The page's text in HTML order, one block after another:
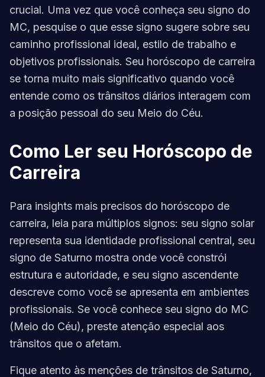
crucial. Uma vez que você conheça seu signo do
MC, pesquise o que esse signo sugere sobre seu
caminho profissional ideal, estilo de trabalho e
objetivos profissionais. Seu horóscopo de carreira
se torna muito mais significativo quando você
entende como os trânsitos diários interagem com
a posição pessoal do seu Meio do Céu.
Como Ler seu Horóscopo de
Carreira
Para insights mais precisos do horóscopo de
carreira, leia para múltiplos signos: seu signo solar
representa sua identidade profissional central, seu
signo de Saturno mostra onde você constrói
estrutura e autoridade, e seu signo ascendente
descreve como você se apresenta em ambientes
profissionais. Se você conhece seu signo do MC
(Meio do Céu), preste atenção especial aos
trânsitos que o afetam.
Fique atento às menções de trânsitos de Saturno,